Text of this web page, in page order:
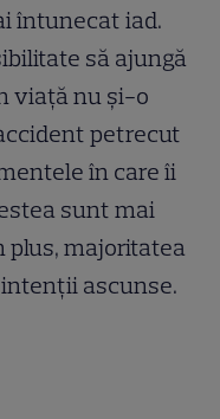
întunecat iad.
să ajungă
viață nu și-o
petrecut
în care îi
sunt mai
plus, majoritatea
ascunse.